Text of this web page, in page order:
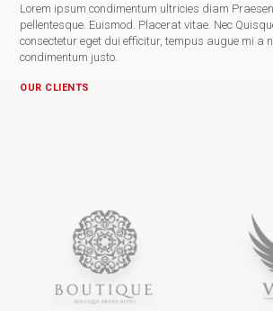
Lorem ipsum condimentum ultricies diam
pellentesque. Euismod. Placerat vitae. Nec
consectetur eget dui efficitur, tempus augue mi a
condimentum justo.
OUR CLIENTS